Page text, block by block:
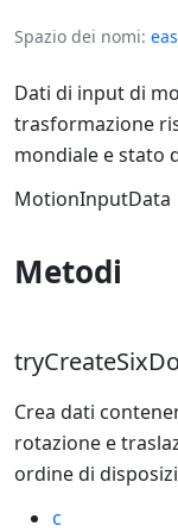
Spazio dei nomi
Dati di input di
trasformazione
mondiale e stato
MotionInputData
Metodi
Crea dati
rotazione e
ordine di
c